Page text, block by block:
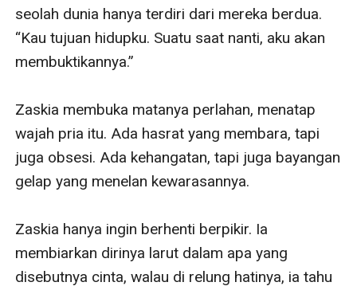
seolah dunia hanya terdiri dari mereka berdua.
“Kau tujuan hidupku. Suatu saat nanti, aku akan
membuktikannya.”
Zaskia membuka matanya perlahan, menatap
wajah pria itu. Ada hasrat yang membara, tapi
juga obsesi. Ada kehangatan, tapi juga bayangan
gelap yang menelan kewarasannya.
Zaskia hanya ingin berhenti berpikir. Ia
membiarkan dirinya larut dalam apa yang
disebutnya cinta, walau di relung hatinya, ia tahu